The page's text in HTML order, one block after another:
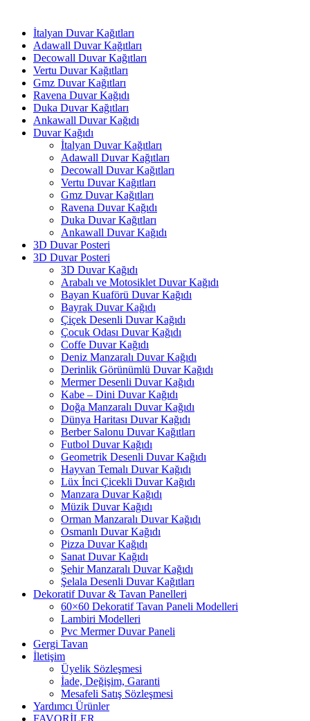
İtalyan Duvar Kağıtları
Adawall Duvar Kağıtları
Decowall Duvar Kağıtları
Vertu Duvar Kağıtları
Gmz Duvar Kağıtları
Ravena Duvar Kağıdı
Duka Duvar Kağıtları
Ankawall Duvar Kağıdı
Duvar Kağıdı
İtalyan Duvar Kağıtları
Adawall Duvar Kağıtları
Decowall Duvar Kağıtları
Vertu Duvar Kağıtları
Gmz Duvar Kağıtları
Ravena Duvar Kağıdı
Duka Duvar Kağıtları
Ankawall Duvar Kağıdı
3D Duvar Posteri
3D Duvar Posteri
3D Duvar Kağıdı
Arabalı ve Motosiklet Duvar Kağıdı
Bayan Kuaförü Duvar Kağıdı
Bayrak Duvar Kağıdı
Çiçek Desenli Duvar Kağıdı
Çocuk Odası Duvar Kağıdı
Coffe Duvar Kağıdı
Deniz Manzaralı Duvar Kağıdı
Derinlik Görünümlü Duvar Kağıdı
Mermer Desenli Duvar Kağıdı
Kabe – Dini Duvar Kağıdı
Doğa Manzaralı Duvar Kağıdı
Dünya Haritası Duvar Kağıdı
Berber Salonu Duvar Kağıtları
Futbol Duvar Kağıdı
Geometrik Desenli Duvar Kağıdı
Hayvan Temalı Duvar Kağıdı
Lüx İnci Çicekli Duvar Kağıdı
Manzara Duvar Kağıdı
Müzik Duvar Kağıdı
Orman Manzaralı Duvar Kağıdı
Osmanlı Duvar Kağıdı
Pizza Duvar Kağıdı
Sanat Duvar Kağıdı
Şehir Manzaralı Duvar Kağıdı
Şelala Desenli Duvar Kağıtları
Dekoratif Duvar & Tavan Panelleri
60×60 Dekoratif Tavan Paneli Modelleri
Lambiri Modelleri
Pvc Mermer Duvar Paneli
Gergi Tavan
İletişim
Üyelik Sözleşmesi
İade, Değişim, Garanti
Mesafeli Satış Sözleşmesi
Yardımcı Ürünler
FAVORİLER